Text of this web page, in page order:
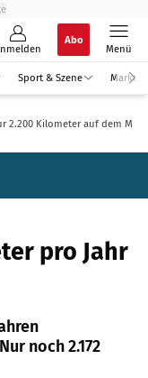
Abo
Menü
Sport & Szene Markt
2.200 Kilometer auf dem
pro Jahr
noch 2.172